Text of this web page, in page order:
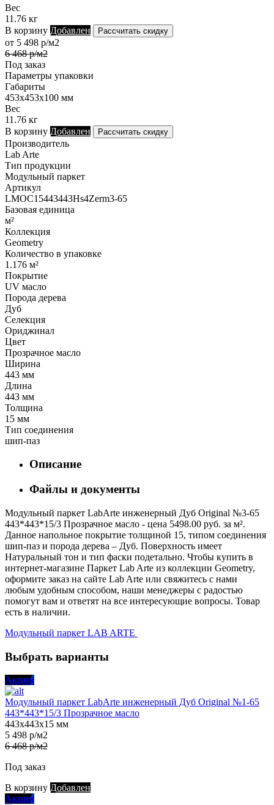
Вес
11.76 кг
В корзину Добавлен Рассчитать скидку
от 5 498 р/м2
6 468 р/м2
Под заказ
Параметры упаковки
Габариты
453х453х100 мм
Вес
11.76 кг
В корзину Добавлен Рассчитать скидку
Производитель
Lab Arte
Тип продукции
Модульный паркет
Артикул
LMOC15443443Hs4Zerm3-65
Базовая единица
м²
Коллекция
Geometry
Количество в упаковке
1.176 м²
Покрытие
UV масло
Порода дерева
Дуб
Селекция
Ориджинал
Цвет
Прозрачное масло
Ширина
443 мм
Длина
443 мм
Толщина
15 мм
Тип соединения
шип-паз
Описание
Файлы и документы
Модульный паркет LabArte инженерный Дуб Original №3-65
443*443*15/3 Прозрачное масло - цена 5498.00 руб. за м².
Данное напольное покрытие толщиной 15, типом соединения
шип-паз и порода дерева – Дуб. Поверхность имеет
Натуральный тон и тип фаски подетально. Чтобы купить в
интернет-магазине Паркет Lab Arte из коллекции Geometry,
оформите заказ на сайте Lab Arte или свяжитесь с нами
любым удобным способом, наши менеджеры с радостью
помогут вам и ответят на все интересующие вопросы. Товар
есть в наличии.
Модульный паркет LAB ARTE
Выбрать варианты
Акция
Модульный паркет LabArte инженерный Дуб Original №1-65
443*443*15/3 Прозрачное масло
443х443х15 мм
5 498 р/м2
6 468 р/м2
Под заказ
В корзину Добавлен
Акция